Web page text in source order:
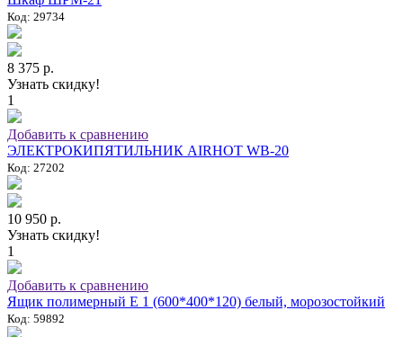
Код: 29734
8 375 р.
Узнать скидку!
1
Добавить к сравнению
ЭЛЕКТРОКИПЯТИЛЬНИК AIRHOT WB-20
Код: 27202
10 950 р.
Узнать скидку!
1
Добавить к сравнению
Ящик полимерный E 1 (600*400*120) белый, морозостойкий
Код: 59892